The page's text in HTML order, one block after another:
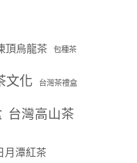
頂烏龍茶 包種茶
文化 台灣茶禮盒
台灣高山茶
月潭紅茶